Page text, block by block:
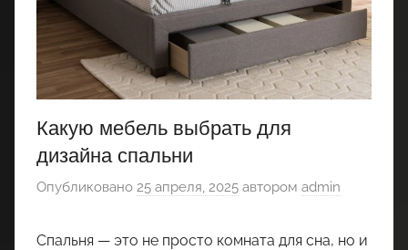
Какую мебель выбрать для
дизайна спальни
Опубликовано 25 апреля, 2025 автором admin
Спальня — это не просто комната для сна, но и